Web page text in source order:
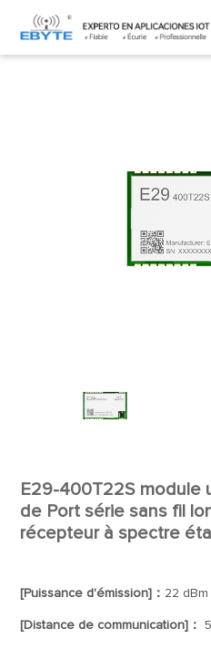
Home > Module > SPI/SOC/
E29-400T22S module
de Port série sans fil
récepteur à spectre
[Puissance d'émission]： 22 dBm
[Distance de communication]：